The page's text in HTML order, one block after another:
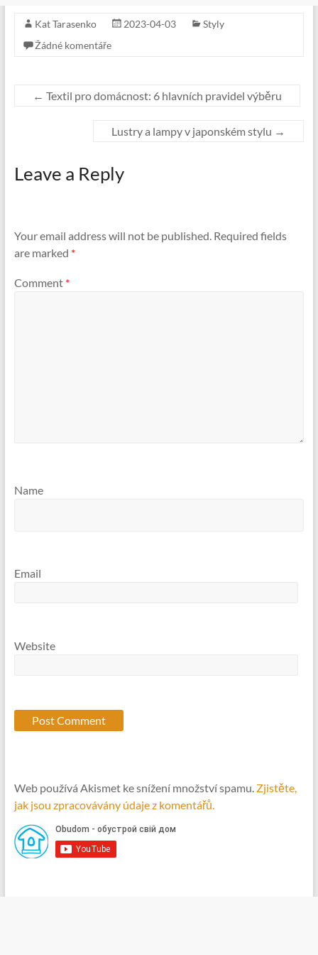
Kat Tarasenko 2023-04-03
Styly
Žádné komentáře
← Textil pro domácnost: 6 hlavních pravidel výběru
Lustry a lampy v japonském stylu →
Leave a Reply
Your email address will not be published. Required fields
are marked *
Comment *
Name
Email
Website
Web používá Akismet ke snížení množství spamu. Zjistěte,
jak jsou zpracovávány údaje z komentářů.